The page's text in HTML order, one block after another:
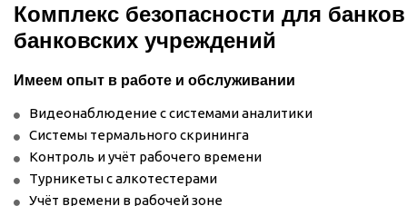
Комплекс безопасности для
банковских учреждений
Имеем опыт в работе и обслуживании
Видеонаблюдение с системами аналитики
Системы термального скрининга
Контроль и учёт рабочего времени
Турникеты с алкотестерами
Учёт времени в рабочей зоне